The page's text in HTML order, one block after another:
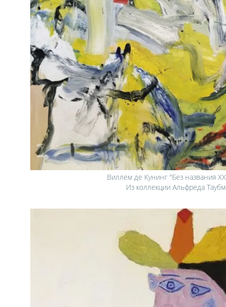
Виллем де Кунинг "Без названия
Из коллекции Альфреда